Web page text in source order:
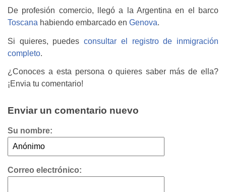
De profesión comercio, llegó a la Argentina en el barco
Toscana habiendo embarcado en Genova.
Si quieres, puedesconsultar el registro de inmigración
completo.
¿Conoces a esta persona o quieres saber más de ella?
¡Envia tu comentario!
Enviar un comentario nuevo
Su nombre:
Correo electrónico: